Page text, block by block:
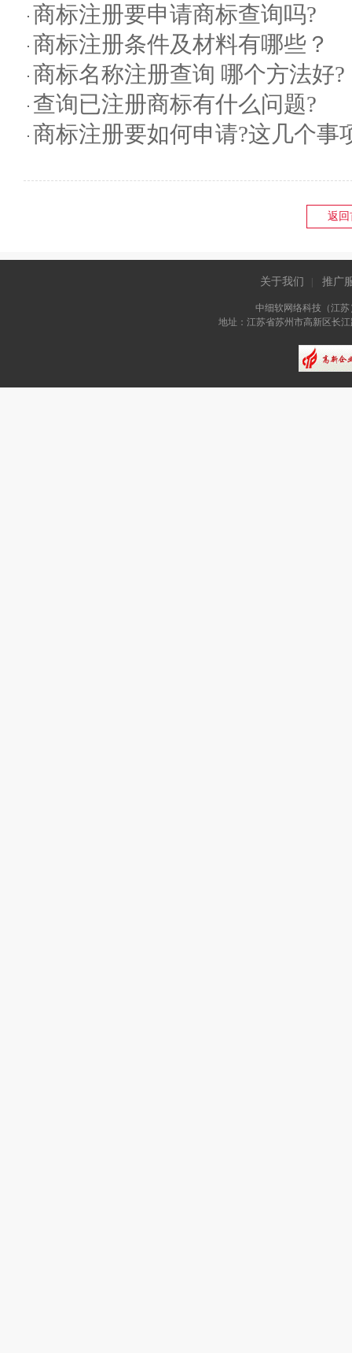
商标注册要申请商标查询吗?
商标注册条件及材料有哪些？
商标名称注册查询 哪个方法好?
查询已注册商标有什么问题?
商标注册要如何申请?这几个事
返回
关于我们 推广
中细软网络科技（江
地址：江苏省苏州市高新区长